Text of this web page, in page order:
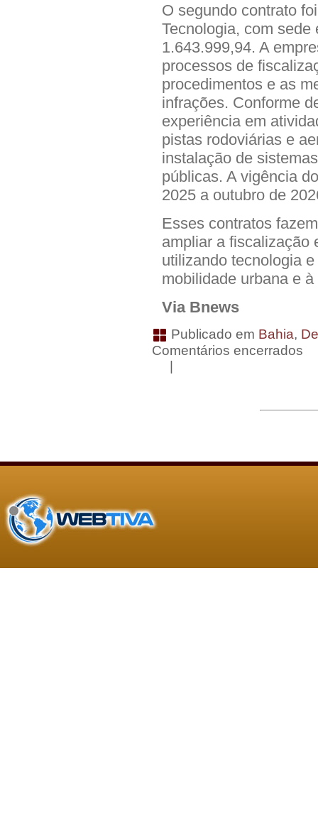
O segundo contrato
Tecnologia, com
1.643.999,94. A
processos de
procedimentos e as
infrações. Conforme
experiência em
pistas rodoviárias e
instalação de
públicas. A vigência
2025 a outubro de
Esses contratos
ampliar a fiscalização
utilizando tecnologia
mobilidade urbana e
Via Bnews
Publicado em Bahia,
Comentários encerrados
|